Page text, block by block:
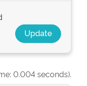
0.004 seconds).